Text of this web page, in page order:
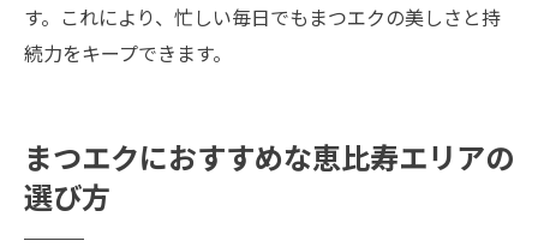
す。これにより、忙しい毎日でもまつエクの美しさと持
続力をキープできます。
まつエクにおすすめな恵比寿エリアの
選び方